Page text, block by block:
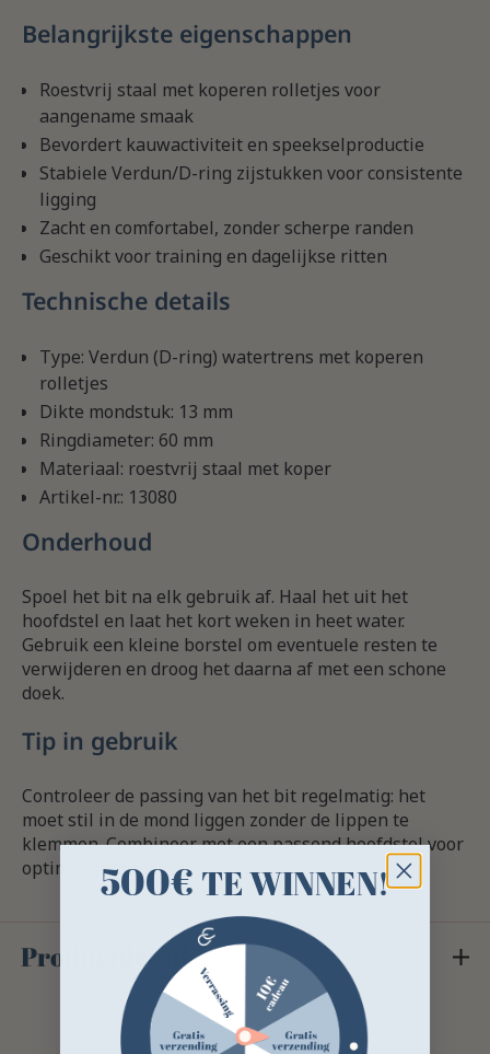
Belangrijkste eigenschappen
Roestvrij staal met koperen rolletjes voor
aangename smaak
Bevordert kauwactiviteit en speekselproductie
Stabiele Verdun/D-ring zijstukken voor consistente
ligging
Zacht en comfortabel, zonder scherpe randen
Geschikt voor training en dagelijkse ritten
Technische details
Type: Verdun (D-ring) watertrens met koperen
rolletjes
Dikte mondstuk: 13 mm
Ringdiameter: 60 mm
Materiaal: roestvrij staal met koper
Artikel-nr.: 13080
Onderhoud
Spoel het bit na elk gebruik af. Haal het uit het
hoofdstel en laat het kort weken in heet water.
Gebruik een kleine borstel om eventuele resten te
verwijderen en droog het daarna af met een schone
doek.
Tip in gebruik
Controleer de passing van het bit regelmatig: het
moet stil in de mond liggen zonder de lippen te
klemmen. Combineer met een passend hoofdstel voor
optimaal comfort en een rustige aanleuning.
Productdetails
500€ TE WINNEN!